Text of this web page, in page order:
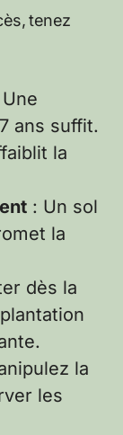
tenez
ans suffit.
la
: Un sol
la
dès la
la
les